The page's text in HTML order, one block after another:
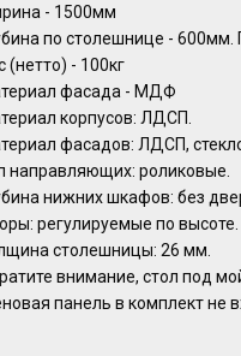
- 1500мм
по столешнице - 600мм.
(нетто) - 100кг
фасада - МДФ
корпусов: ЛДСП.
фасадов: ЛДСП,
направляющих: роликовые.
нижних шкафов: без
регулируемые по высоте.
столешницы: 26 мм.
внимание, стол под
панель в комплект не